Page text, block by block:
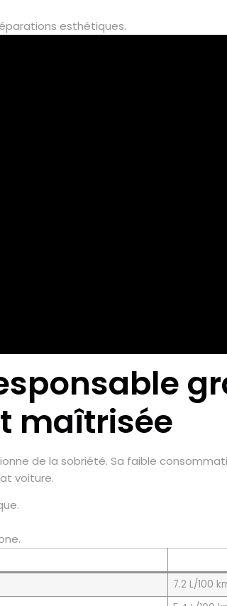
esthétiques.
maîtrisée
de la sobriété. Sa faible
voiture.
7.2 L/100